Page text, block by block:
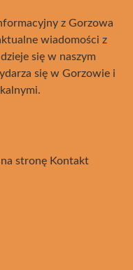
z Gorzowa
wiadomości z
się w naszym
się w Gorzowie i
stronę Kontakt